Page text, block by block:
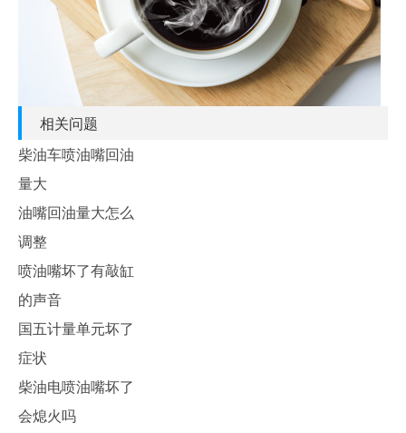
相关问题
柴油车喷油嘴回油
量大
油嘴回油量大怎么
调整
喷油嘴坏了有敲缸
的声音
国五计量单元坏了
症状
柴油电喷油嘴坏了
会熄火吗